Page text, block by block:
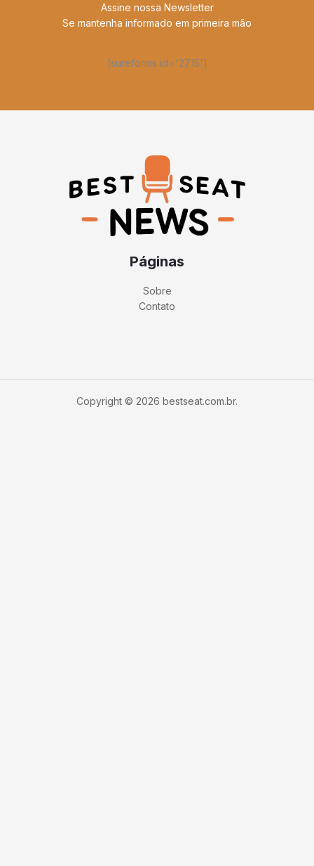
Assine nossa Newsletter
Se mantenha informado em primeira mão
[sureforms id='2715']
Páginas
Sobre
Contato
Copyright © 2026 bestseat.com.br.